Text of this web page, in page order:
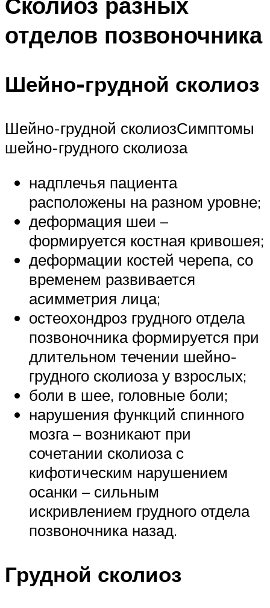
отделов позвоночника
Шейно-грудной сколиоз
Шейно-грудной сколиозСимптомы
шейно-грудного сколиоза
надплечья пациента
расположены на разном уровне;
деформация шеи –
формируется костная кривошея;
деформации костей черепа, со
временем развивается
асимметрия лица;
остеохондроз грудного отдела
позвоночника формируется при
длительном течении шейно-
грудного сколиоза у взрослых;
боли в шее, головные боли;
нарушения функций спинного
мозга – возникают при
сочетании сколиоза с
кифотическим нарушением
осанки – сильным
искривлением грудного отдела
позвоночника назад.
Грудной сколиоз